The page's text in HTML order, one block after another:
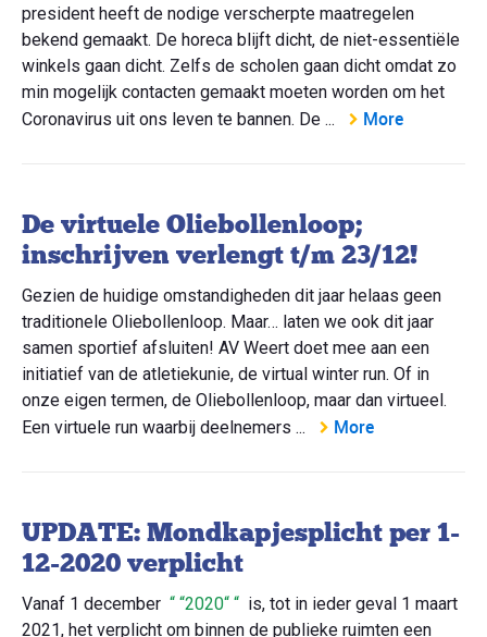
president heeft de nodige verscherpte maatregelen
bekend gemaakt. De horeca blijft dicht, de niet-essentiële
winkels gaan dicht. Zelfs de scholen gaan dicht omdat zo
min mogelijk contacten gemaakt moeten worden om het
Coronavirus uit ons leven te bannen. De ...
More
De virtuele Oliebollenloop;
inschrijven verlengt t/m 23/12!
Gezien de huidige omstandigheden dit jaar helaas geen
traditionele Oliebollenloop. Maar… laten we ook dit jaar
samen sportief afsluiten! AV Weert doet mee aan een
initiatief van de atletiekunie, de virtual winter run. Of in
onze eigen termen, de Oliebollenloop, maar dan virtueel.
Een virtuele run waarbij deelnemers ...
More
UPDATE: Mondkapjesplicht per 1-
12-2020 verplicht
Vanaf 1 december 2020
is, tot in ieder geval 1 maart
2021, het verplicht om binnen de publieke ruimten een